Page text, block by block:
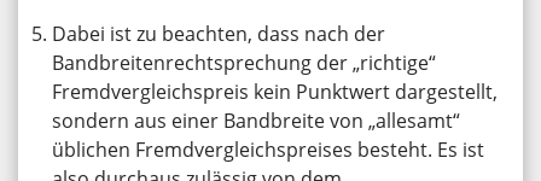
Dabei ist zu beachten, dass nach der
Bandbreitenrechtsprechung der „richtige“
Fremdvergleichspreis kein Punktwert dargestellt,
sondern aus einer Bandbreite von „allesamt“
üblichen Fremdvergleichspreises besteht. Es ist